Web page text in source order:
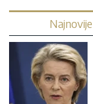
Najnovije